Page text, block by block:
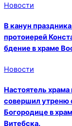
Новости
В канун
протоиерей
бдение в храме
Новости
Настоятель
совершил утреню
Богородице в
Витебска.